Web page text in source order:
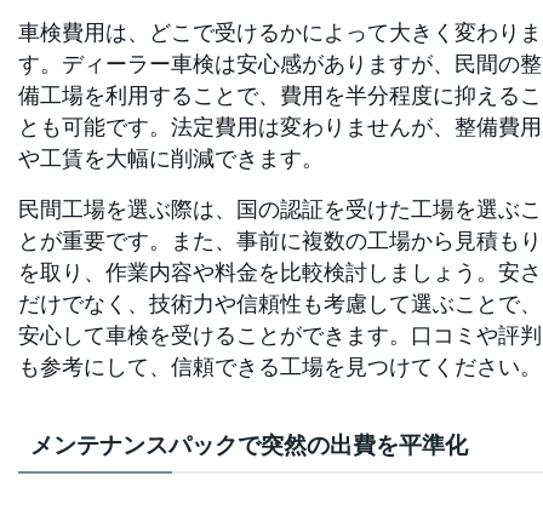
車検費用は、どこで受けるかによって大きく変わりま
す。ディーラー車検は安心感がありますが、民間の整
備工場を利用することで、費用を半分程度に抑えるこ
とも可能です。法定費用は変わりませんが、整備費用
や工賃を大幅に削減できます。
民間工場を選ぶ際は、国の認証を受けた工場を選ぶこ
とが重要です。また、事前に複数の工場から見積もり
を取り、作業内容や料金を比較検討しましょう。安さ
だけでなく、技術力や信頼性も考慮して選ぶことで、
安心して車検を受けることができます。口コミや評判
も参考にして、信頼できる工場を見つけてください。
メンテナンスパックで突然の出費を平準化